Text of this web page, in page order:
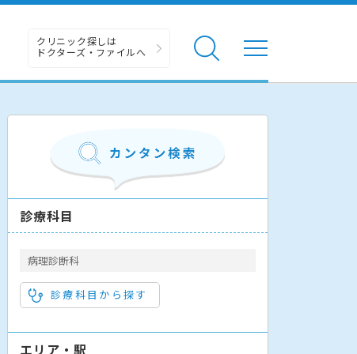
クリニック探しは
ドクターズ・ファイルへ
診療科目
病理診断科
診療科目から探す
エリア・駅